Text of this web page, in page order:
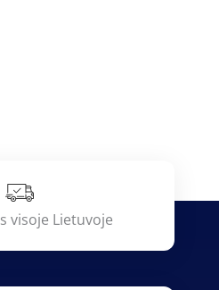
visoje Lietuvoje